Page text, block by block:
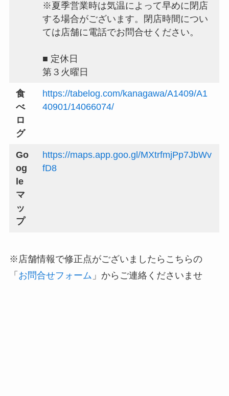
※夏季営業時は気温によって早めに閉店
する場合がございます。閉店時間につい
ては店舗に電話でお問合せください。
■ 定休日
第３火曜日
食
べ
ロ
グ
https://tabelog.com/kanagawa/A1409/A1
40901/14066074/
Go
og
le
マ
ッ
プ
https://maps.app.goo.gl/MXtrfmjPp7JbWv
fD8
※店舗情報で修正点がございましたらこちらの
「 お問合せフォーム 」からご連絡くださいませ